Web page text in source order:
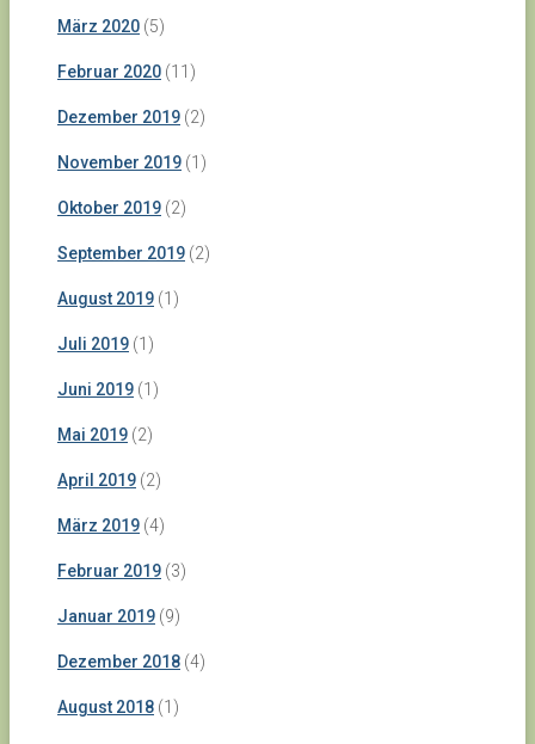
März 2020 (5)
Februar 2020 (11)
Dezember 2019 (2)
November 2019 (1)
Oktober 2019 (2)
September 2019 (2)
August 2019 (1)
Juli 2019 (1)
Juni 2019 (1)
Mai 2019 (2)
April 2019 (2)
März 2019 (4)
Februar 2019 (3)
Januar 2019 (9)
Dezember 2018 (4)
August 2018 (1)